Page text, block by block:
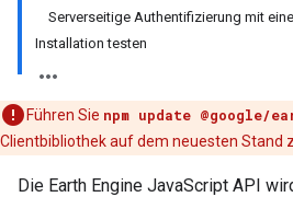
Serverseitige Authentifizierung mit
Installation testen
Führen Sie npm update @google/
Clientbibliothek auf dem neuesten Stand
Die Earth Engine JavaScript API